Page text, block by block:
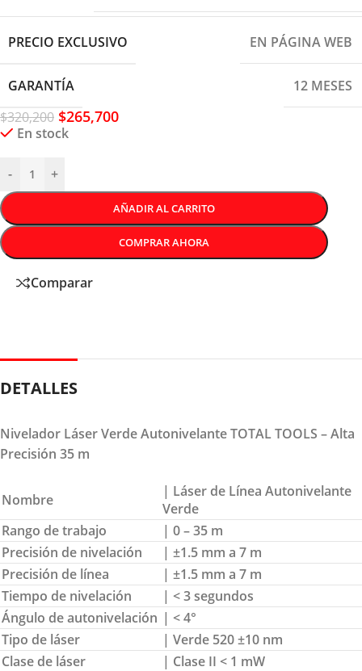
PRECIO EXCLUSIVO EN PÁGINA WEB
GARANTÍA
12 MESES
$320,200 $265,700
En stock
- +
AÑADIR AL CARRITO
COMPRAR AHORA
Comparar
DETALLES
Nivelador Láser Verde Autonivelante TOTAL TOOLS – Alta
Precisión 35 m
Nombre
| Láser de Línea Autonivelante
Verde
Rango de trabajo
| 0 – 35 m
Precisión de nivelación
| ±1.5 mm a 7 m
Precisión de línea
| ±1.5 mm a 7 m
Tiempo de nivelación
| < 3 segundos
Ángulo de autonivelación | < 4°
Tipo de láser
| Verde 520 ±10 nm
Clase de láser
| Clase II < 1 mW